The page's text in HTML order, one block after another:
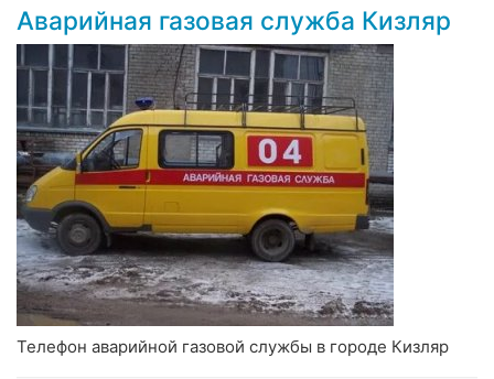
Аварийная газовая служба Кизляр
Телефон аварийной газовой службы в городе Кизляр